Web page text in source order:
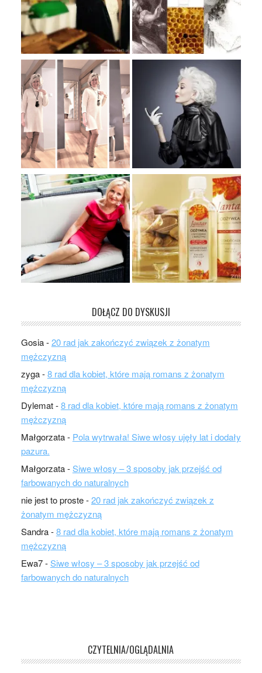
DOŁĄCZ DO DYSKUSJI
Gosia-20 rad jak zakończyć związek z żonatym
mężczyzną
zyga-8 rad dla kobiet, które mają romans z żonatym
mężczyzną
Dylemat-8 rad dla kobiet, które mają romans z żonatym
mężczyzną
Małgorzata- Pola wytrwała! Siwe włosy ujęły lat i dodały
pazura.
Małgorzata-Siwe włosy – 3 sposoby jak przejść od
farbowanych do naturalnych
nie jest to proste-20 rad jak zakończyć związek z
żonatym mężczyzną
Sandra-8 rad dla kobiet, które mają romans z żonatym
mężczyzną
Ewa7-Siwe włosy – 3 sposoby jak przejść od
farbowanych do naturalnych
CZYTELNIA/OGLĄDALNIA